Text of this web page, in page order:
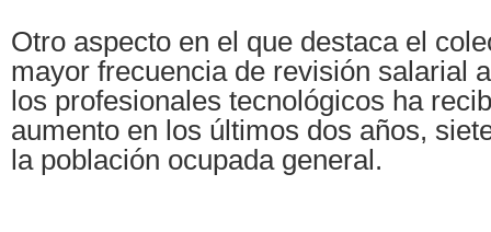
Otro aspecto en el que destaca el
mayor frecuencia de revisión salarial
los profesionales tecnológicos ha
aumento en los últimos dos años,
la población ocupada general.